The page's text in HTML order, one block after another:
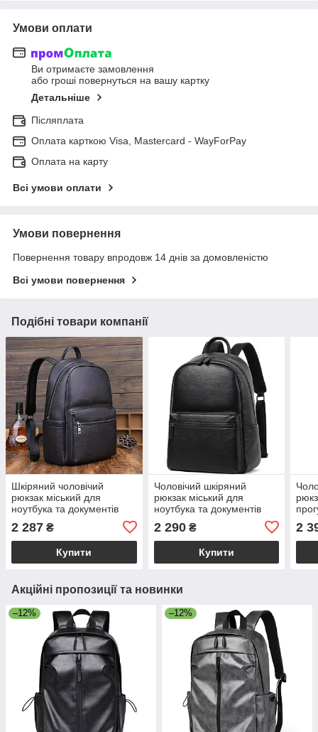
Умови оплати
Ви отримаєте замовлення
або гроші повернуться на вашу картку
Детальніше
Післяплата
Оплата карткою Visa, Mastercard - WayForPay
Оплата на карту
Всі умови оплати
Умови повернення
Повернення товару впродовж 14 днів за домовленістю
Всі умови повернення
Подібні товари компанії
Шкіряний чоловічий
рюкзак міський для
ноутбука та документів
чорний Tiding Bag 20334
2 287 ₴
Купити
Чоловічий шкіряний
рюкзак міський для
ноутбука та документів
чорний Tiding Bag 81809
2 290₴
Купити
2
Акційні пропозиції та новинки
–12% –12%